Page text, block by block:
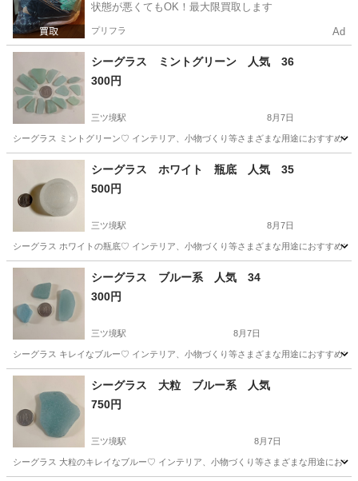
状態が悪くてもOK！最大限買取します
プリフラ Ad
シーグラス ミントグリーン 人気 36
300円
三ツ境駅 8月7日
シーグラス ミントグリーン♡ インテリア、小物づくり等さまざまな用途におすすめ
神奈川 横浜市 三ツ境駅 生活雑貨 シーグラス
シーグラス ホワイト 瓶底 人気 35
500円
三ツ境駅 8月7日
シーグラス ホワイトの瓶底♡ インテリア、小物づくり等さまざまな用途におすすめ
神奈川 横浜市 三ツ境駅 生活雑貨 シーグラス
シーグラス ブルー系 人気 34
300円
三ツ境駅 8月7日
シーグラス キレイなブルー♡ インテリア、小物づくり等さまざまな用途におすすめ
神奈川 横浜市 三ツ境駅 生活雑貨 シーグラス
シーグラス 大粒 ブルー系 人気
750円
三ツ境駅 8月7日
シーグラス 大粒のキレイなブルー♡ インテリア、小物づくり等さまざまな用途にお